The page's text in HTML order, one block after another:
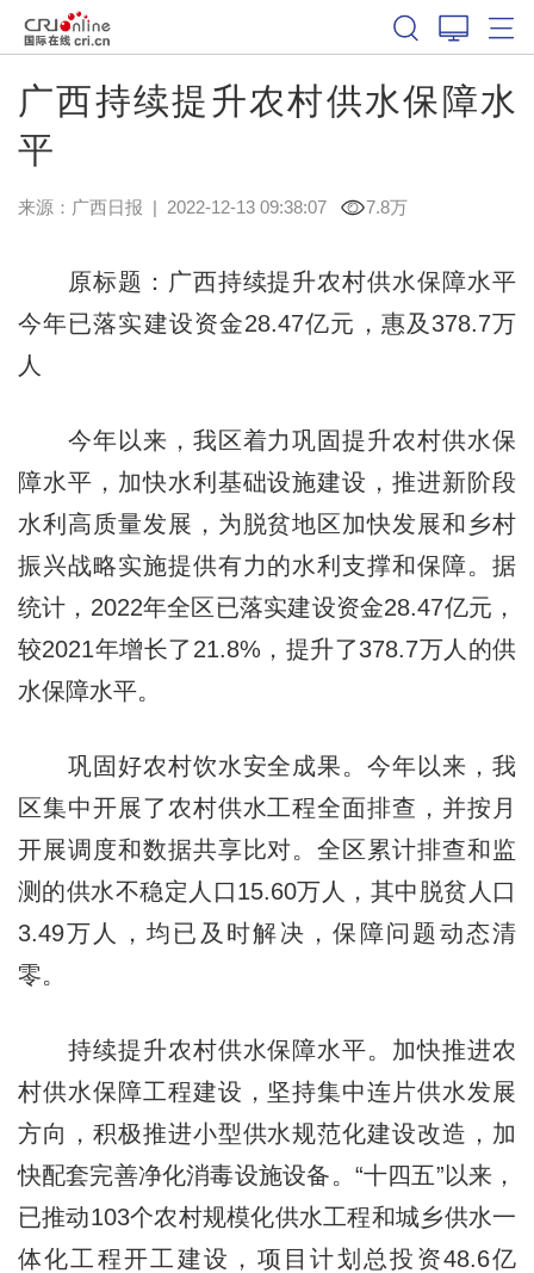
广西持续提升农村供水保障水
平
来源： 广西日报 | 2022-12-13 09:38:07 7.8万
原标题：广西持续提升农村供水保障水平
今年已落实建设资金28.47亿元，惠及378.7万
人
今年以来，我区着力巩固提升农村供水保
障水平，加快水利基础设施建设，推进新阶段
水利高质量发展，为脱贫地区加快发展和乡村
振兴战略实施提供有力的水利支撑和保障。据
统计，2022年全区已落实建设资金28.47亿元，
较2021年增长了21.8%，提升了378.7万人的供
水保障水平。
巩固好农村饮水安全成果。今年以来，我
区集中开展了农村供水工程全面排查，并按月
开展调度和数据共享比对。全区累计排查和监
测的供水不稳定人口15.60万人，其中脱贫人口
3.49万人，均已及时解决，保障问题动态清
零。
持续提升农村供水保障水平。加快推进农
村供水保障工程建设，坚持集中连片供水发展
方向，积极推进小型供水规范化建设改造，加
快配套完善净化消毒设施设备。“十四五”以来，
已推动103个农村规模化供水工程和城乡供水一
体化工程开工建设，项目计划总投资48.6亿